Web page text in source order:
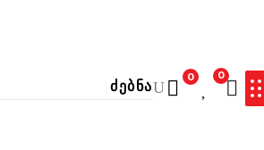
0 0